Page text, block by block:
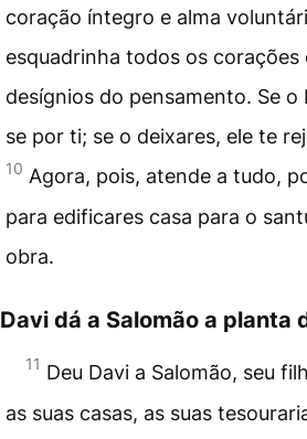
coração íntegro e alma
esquadrinha todos os
desígnios do pensamento. Se
se por ti; se o deixares, ele te
10 Agora, pois, atende a tudo,
para edificares casa para o
obra.
Davi dá a Salomão a planta
11 Deu Davi a Salomão, seu
as suas casas, as suas